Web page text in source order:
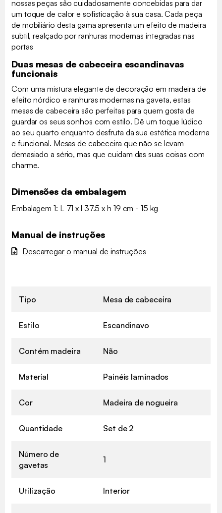
nossas peças são cuidadosamente concebidas para dar
um toque de calor e sofisticação à sua casa. Cada peça
de mobiliário desta gama apresenta um efeito de madeira
subtil, realçado por ranhuras modernas integradas nas
portas
Duas mesas de cabeceira escandinavas
funcionais
Com uma mistura elegante de decoração em madeira de
efeito nórdico e ranhuras modernas na gaveta, estas
mesas de cabeceira são perfeitas para quem gosta de
guardar os seus sonhos com estilo. Dê um toque lúdico
ao seu quarto enquanto desfruta da sua estética moderna
e funcional. Mesas de cabeceira que não se levam
demasiado a sério, mas que cuidam das suas coisas com
charme.
Dimensões da embalagem
Embalagem 1: L 71 x l 37.5 x h 19 cm - 15 kg
Manual de instruções
Descarregar o manual de instruções
Tipo Mesa de cabeceira
Estilo Escandinavo
Contém madeira Não
Material Painéis laminados
Cor Madeira de nogueira
Quantidade Set de 2
Número de
gavetas
1
Utilização Interior